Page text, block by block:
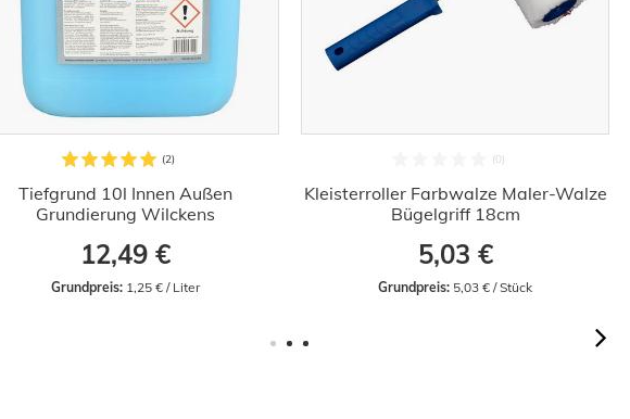
Tiefgrund 10l Innen Außen
Grundierung Wilckens
12,49 €
Grundpreis: 1,25 € / Liter
Kleisterroller Farbwalze Maler-Walze
Bügelgriff 18cm
5,03 €
Grundpreis: 5,03 € / Stück